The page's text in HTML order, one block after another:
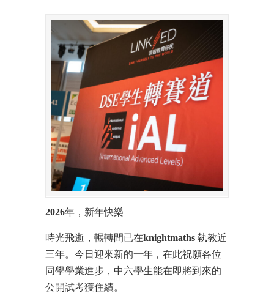
2026年，新年快樂
時光飛逝，輾轉間已在knightmaths 執教近
三年。今日迎來新的一年，在此祝願各位
同學學業進步，中六學生能在即將到來的
公開試考獲住績。